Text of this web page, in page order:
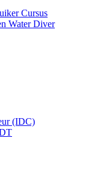
Cursus
Water Diver
(IDC)